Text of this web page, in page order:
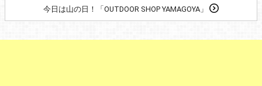
今日は山の日！「OUTDOOR SHOP YAMAGOYA」